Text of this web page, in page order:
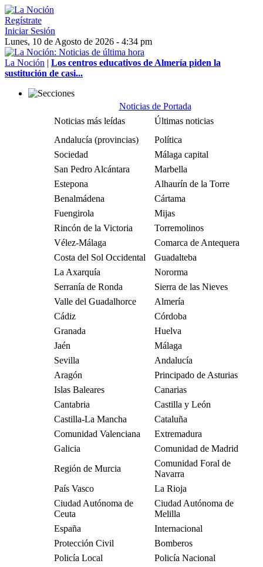
Regístrate
Iniciar Sesión
Lunes, 10 de Agosto de 2026 - 4:34 pm
La Noción | Los centros educativos de Almería piden la
sustitución de casi...
Noticias de Portada
Noticias más leídas
Últimas noticias
Andalucía (provincias)
Política
Sociedad
Málaga capital
San Pedro Alcántara
Marbella
Estepona
Alhaurín de la Torre
Benalmádena
Cártama
Fuengirola
Mijas
Rincón de la Victoria
Torremolinos
Vélez-Málaga
Comarca de Antequera
Costa del Sol Occidental
Guadalteba
La Axarquía
Nororma
Serranía de Ronda
Sierra de las Nieves
Valle del Guadalhorce
Almería
Cádiz
Córdoba
Granada
Huelva
Jaén
Málaga
Sevilla
Andalucía
Aragón
Principado de Asturias
Islas Baleares
Canarias
Cantabria
Castilla y León
Castilla-La Mancha
Cataluña
Comunidad Valenciana
Extremadura
Galicia
Comunidad de Madrid
Región de Murcia
Comunidad Foral de
Navarra
País Vasco
La Rioja
Ciudad Autónoma de
Ceuta
Ciudad Autónoma de
Melilla
España
Internacional
Protección Civil
Bomberos
Policía Local
Policía Nacional